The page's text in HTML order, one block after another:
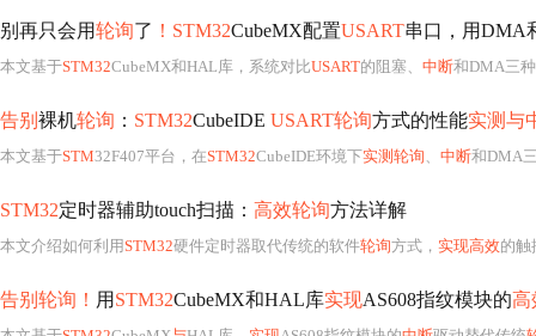
别再只会用轮询了 ！STM32CubeMX配置USART串口，用DMA
本文基于STM32CubeMX和HAL库，系统对比USART的阻塞、 中断和DMA三种
告别 裸机轮询 ： STM32CubeIDE USART轮询方式的性能实测与
本文基于STM32F407平台，在STM32CubeIDE环境下实测轮询、 中断和DMA
STM32定时器辅助touch扫描： 高效轮询方法详解
本文介绍如何利用STM32硬件定时器取代传统的软件轮询方式， 实现高效的触
告别轮询！ 用 STM32CubeMX和HAL库实现AS608指纹模块的高